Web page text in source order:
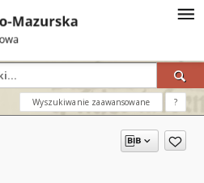
Wyszukiwanie zaawansowane ?